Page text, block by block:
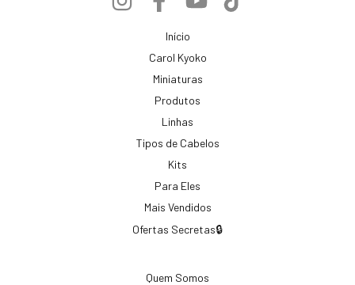
Início
Carol Kyoko
Miniaturas
Produtos
Linhas
Tipos de Cabelos
Kits
Para Eles
Mais Vendidos
Ofertas Secretas🔒
Quem Somos